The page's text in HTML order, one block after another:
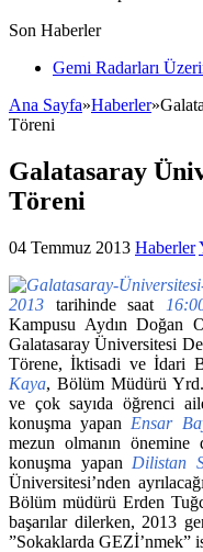
Son Haberler
Gemi Radarları
Ana Sayfa»Haberler»
Töreni
Galatasaray
Töreni
04 Temmuz 2013 Haberler
2013 tarihinde saat
Kampusu Aydın Doğan
Galatasaray Üniversitesi
Törene, İktisadi ve İdari
Kaya, Bölüm Müdürü
ve çok sayıda öğrenci
konuşma yapan Ensar
mezun olmanın
konuşma yapan Dilistan
Üniversitesi’nden
Bölüm müdürü Erden
başarılar dilerken, 2013
”Sokaklarda GEZİ’nmek”